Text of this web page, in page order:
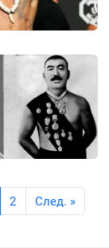
2 Cлед. »